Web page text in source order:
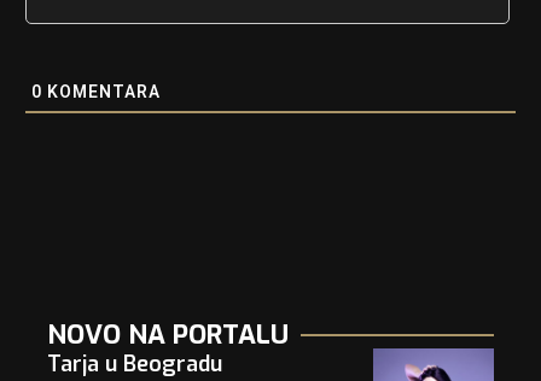
0 KOMENTARA
NOVO NA PORTALU
Tarja u Beogradu